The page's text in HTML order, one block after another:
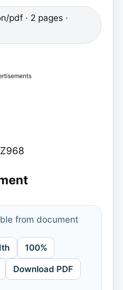
pdf · 2 pages ·
from document
100%
Download PDF